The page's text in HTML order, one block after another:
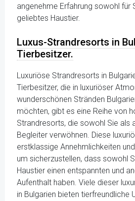
angenehme Erfahrung sowohl für
geliebtes Haustier.
Luxus-Strandresorts in
Tierbesitzer.
Luxuriöse Strandresorts in
Tierbesitzer, die in luxuriöser
wunderschönen Stränden
möchten, gibt es eine Reihe von
Strandresorts, die sowohl Sie als
Begleiter verwöhnen. Diese
erstklassige Annehmlichkeiten
um sicherzustellen, dass sowohl
Haustier einen entspannten und
Aufenthalt haben. Viele dieser
in Bulgarien bieten tierfreundliche